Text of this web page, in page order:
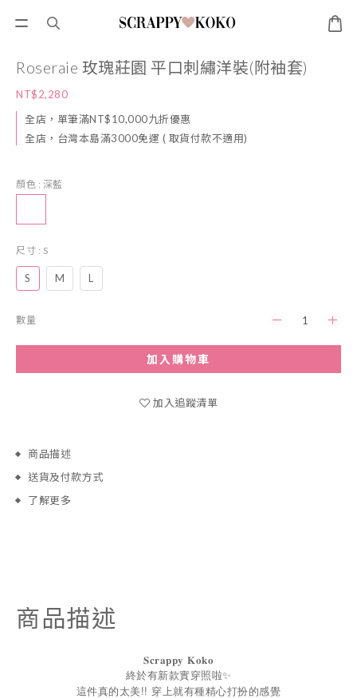
Roseraie 玫瑰莊園 平口刺繡洋裝(附袖套)
NT$2,280
全店，單筆滿NT$10,000九折優惠
全店，台灣本島滿3000免運 ( 取貨付款不適用)
顏色 : 深藍
尺寸 : S
S M L
數量
加入購物車
加入追蹤清單
商品描述
送貨及付款方式
了解更多
商品描述
𝐒𝐜𝐫𝐚𝐩𝐩𝐲 𝐊𝐨𝐤𝐨
終於有新款實穿照啦✨
這件真的太美!! 穿上就有種精心打扮的感覺